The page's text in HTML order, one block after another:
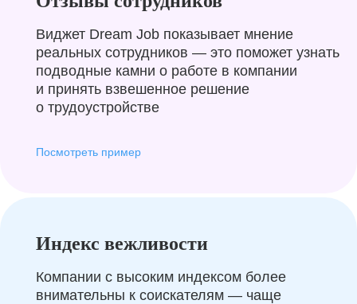
Виджет Dream Job показывает мнение
реальных сотрудников — это поможет узнать
подводные камни о работе в компании
и принять взвешенное решение
о трудоустройстве
Посмотреть пример
Индекс вежливости
Компании с высоким индексом более
внимательны к соискателям — чаще